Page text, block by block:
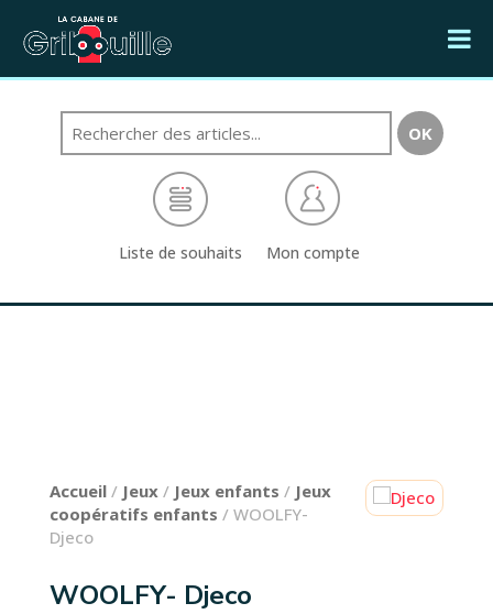
Liste de souhaits Mon compte
Accueil/ Jeux/ Jeux enfants / Jeux
coopératifs enfants / WOOLFY-
Djeco
WOOLFY- Djeco